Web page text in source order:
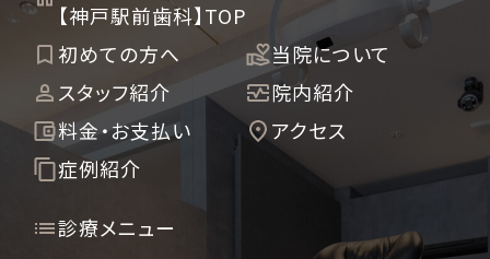
【神戸駅前歯科】TOP
初めての方へ
当院について
スタッフ紹介
院内紹介
料金・お支払い
アクセス
症例紹介
診療メニュー